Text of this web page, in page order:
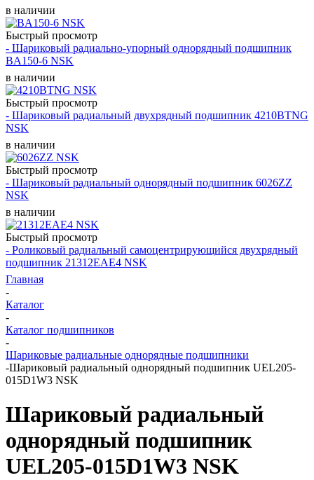
в наличии
Быстрый просмотр
- Шариковый радиально-упорный однорядный подшипник
BA150-6 NSK
в наличии
Быстрый просмотр
- Шариковый радиальный двухрядный подшипник 4210BTNG
NSK
в наличии
Быстрый просмотр
- Шариковый радиальный однорядный подшипник 6026ZZ
NSK
в наличии
Быстрый просмотр
- Роликовый радиальный самоцентрирующийся двухрядный
подшипник 21312EAE4 NSK
Главная
-
Каталог
-
Каталог подшипников
-
Шариковые радиальные однорядные подшипники
-Шариковый радиальный однорядный подшипник UEL205-
015D1W3 NSK
Шариковый радиальный
однорядный подшипник
UEL205-015D1W3 NSK